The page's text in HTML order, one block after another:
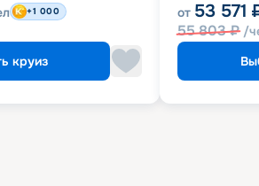
+1 000
круиз
от 53 571
55 803₽ /